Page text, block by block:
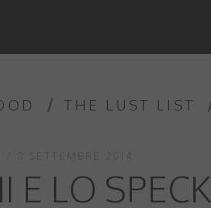
THE LUST LIST
E LO SPECK